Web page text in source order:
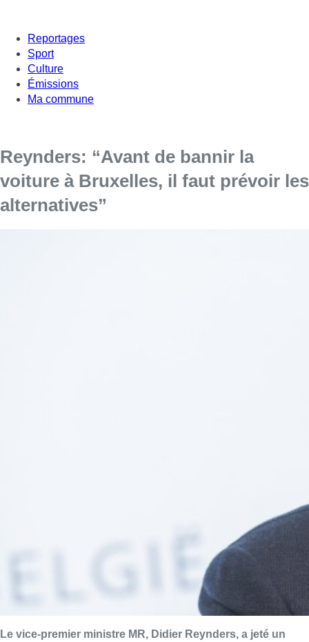
Reportages
Sport
Culture
Émissions
Ma commune
Reynders: “Avant de bannir la
voiture à Bruxelles, il faut prévoir les
alternatives”
Le vice-premier ministre MR, Didier Reynders, a jeté un